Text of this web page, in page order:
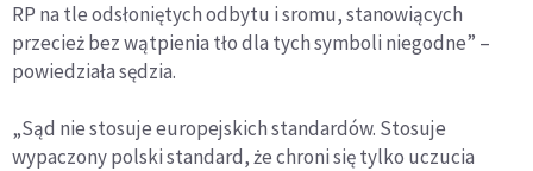
RP na tle odsłoniętych odbytu i sromu, stanowiących
przecież bez wątpienia tło dla tych symboli niegodne” –
powiedziała sędzia.
„Sąd nie stosuje europejskich standardów. Stosuje
wypaczony polski standard, że chroni się tylko uczucia